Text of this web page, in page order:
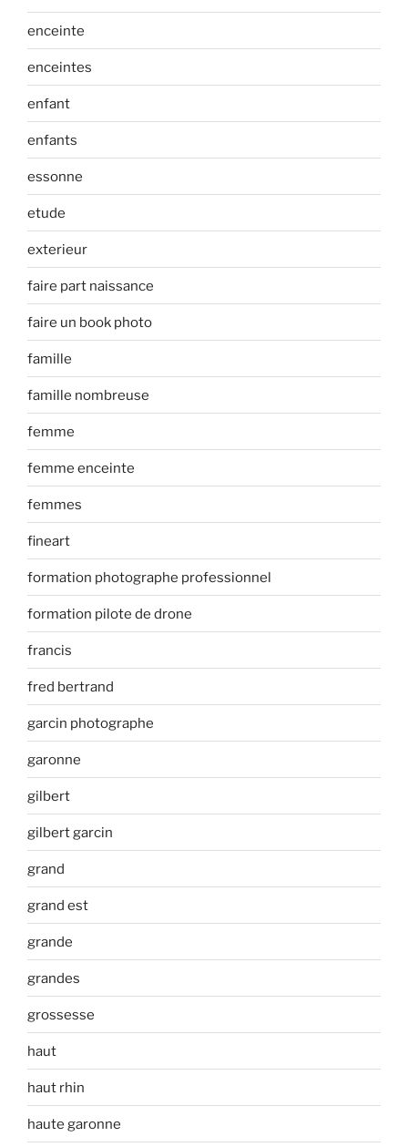
enceinte
enceintes
enfant
enfants
essonne
etude
exterieur
faire part naissance
faire un book photo
famille
famille nombreuse
femme
femme enceinte
femmes
fineart
formation photographe professionnel
formation pilote de drone
francis
fred bertrand
garcin photographe
garonne
gilbert
gilbert garcin
grand
grand est
grande
grandes
grossesse
haut
haut rhin
haute garonne